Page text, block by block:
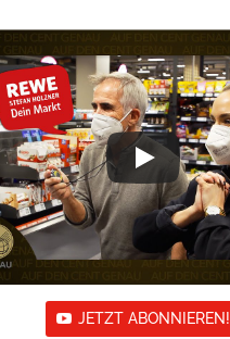
JETZT ABONNIEREN!